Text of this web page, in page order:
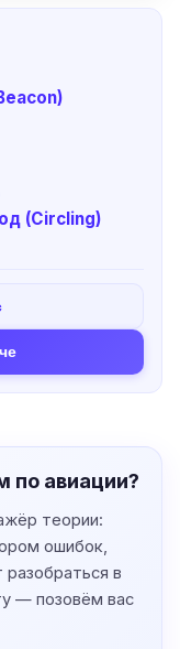
(Circling)
по авиации?
теории:
ошибок,
в
— позовём вас